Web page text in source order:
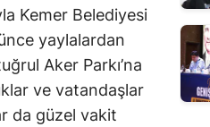
Kemer Belediyesi
yaylalardan
Aker Parkı’na
ve vatandaşlar
da güzel vakit